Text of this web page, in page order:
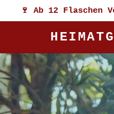
🍷 Ab 12 Flaschen